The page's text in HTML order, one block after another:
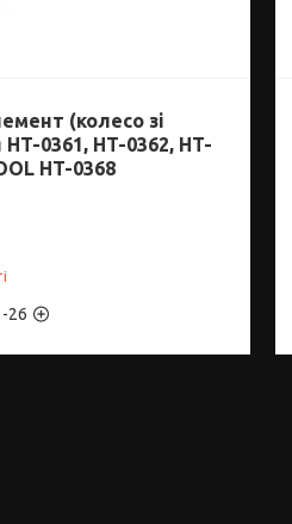
(колесо зі
0361, HT-0362, HT-
HT-0368
26